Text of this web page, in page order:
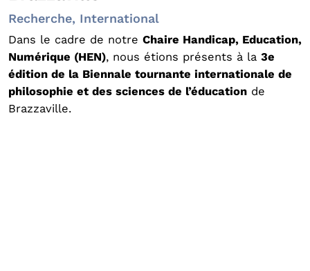
Recherche, International
Dans le cadre de notre Chaire Handicap, Education,
Numérique (HEN), nous étions présents à la 3e
édition de la Biennale tournante internationale de
philosophie et des sciences de l’éducation de
Brazzaville.